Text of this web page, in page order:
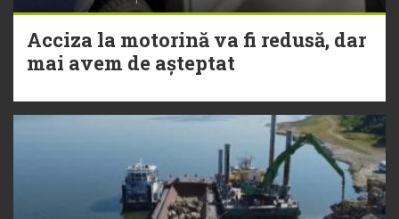
Acciza la motorină va fi redusă, dar
mai avem de așteptat